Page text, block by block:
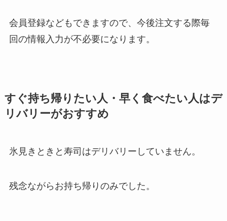
会員登録などもできますので、今後注文する際毎
回の情報入力が不必要になります。
すぐ持ち帰りたい人・早く食べたい人はデ
リバリーがおすすめ
氷見きときと寿司はデリバリーしていません。
残念ながらお持ち帰りのみでした。